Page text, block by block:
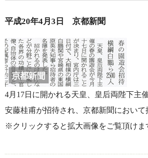
平成20年4月3日 京都新聞
4月17日に開かれる天皇、皇后両陛下主
安藤桂甫が招待され、京都新聞において
※クリックすると拡大画像をご覧頂けま